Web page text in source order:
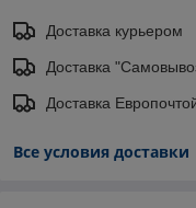
Доставка курьером
Доставка
Доставка
Все условия доставки